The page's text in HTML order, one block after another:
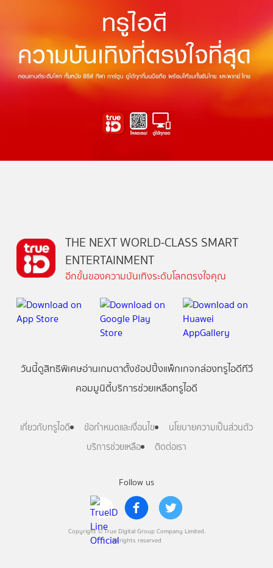
Follow us
Copyright © True Digital Group Company Limited.
All rights reserved
THE NEXT WORLD-CLASS SMART
ENTERTAINMENT
อีกขั้นของความบันเทิงระดับโลกตรงใจคุณ
วันนี้ดูสิทธิพิเศษอ่านเกมตาตั้งช้อปปิ้งแพ็กเกจกล่องทรูไอดีทีวี
คอมมูนิตี้บริการช่วยเหลือทรูไอดี
เกี่ยวกับทรูไอดี ข้อกำหนดและเงื่อนไข
นโยบายความเป็นส่วนตัว
บริการช่วยเหลือ
ติดต่อเรา